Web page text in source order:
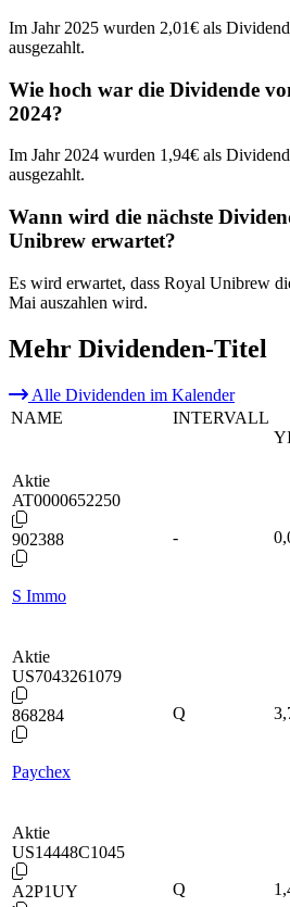
Im Jahr 2025 wurden 2,01€ als
ausgezahlt.
Wie hoch war die Dividende
2024?
Im Jahr 2024 wurden 1,94€ als
ausgezahlt.
Wann wird die nächste
Unibrew erwartet?
Es wird erwartet, dass Royal Unibrew
Mai auszahlen wird.
Mehr Dividenden-Titel
Alle Dividenden im Kalender
NAME
INTERVALL
Aktie
AT0000652250
902388
S Immo
-
Aktie
US7043261079
868284
Paychex
Q
Aktie
US14448C1045
A2P1UY Q